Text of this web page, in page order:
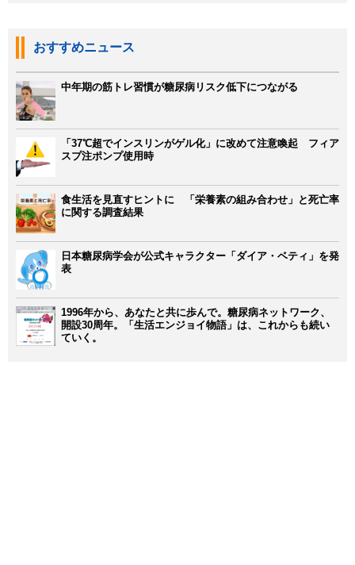
おすすめニュース
中年期の筋トレ習慣が糖尿病リスク低下につながる
「37℃超でインスリンがゲル化」に改めて注意喚起 フィア
スプ注ポンプ使用時
食生活を見直すヒントに 「栄養素の組み合わせ」と死亡率
に関する調査結果
日本糖尿病学会が公式キャラクター「ダイア・ベティ」を発
表
1996年から、あなたと共に歩んで。糖尿病ネットワーク、
開設30周年。「生活エンジョイ物語」は、これからも続い
ていく。